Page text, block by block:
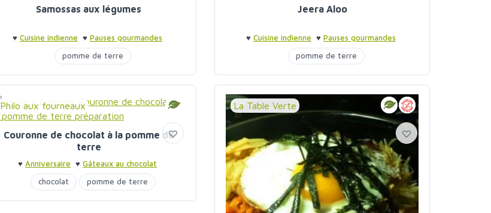
Samossas aux légumes
♥ Cuisine indienne ♥ Pauses gourmandes
pomme de terre
Jeera Aloo
♥ Cuisine indienne ♥ Pauses gourmandes
pomme de terre
Philo aux fourneaux
Couronne de chocolat à la pomme de
terre
♥ Anniversaire ♥ Gâteaux au chocolat
chocolat
pomme de terre
La Table Verte